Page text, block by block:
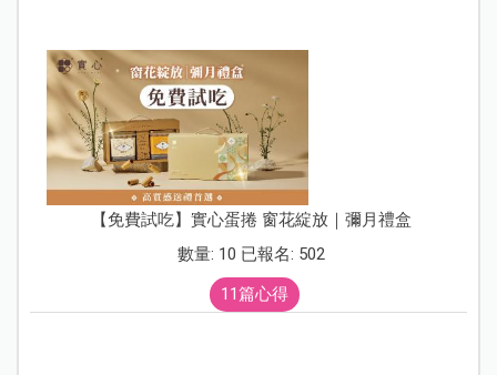
【免費試吃】實心蛋捲 窗花綻放｜彌月禮盒
數量: 10 已報名: 502
11篇心得